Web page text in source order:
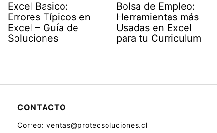
Excel Basico:
Errores Típicos en
Excel – Guía de
Soluciones
Bolsa de Empleo:
Herramientas más
Usadas en Excel
para tu Curriculum
CONTACTO
Correo: ventas@protecsoluciones.cl